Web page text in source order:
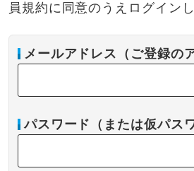
員規約に同意のうえログイン
メールアドレス（ご登録の
パスワード（または仮パス